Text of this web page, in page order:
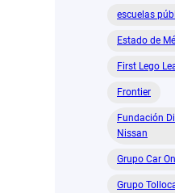
escuelas
Estado de
First Lego
Frontier
Fundación
Nissan
Grupo Car
Grupo